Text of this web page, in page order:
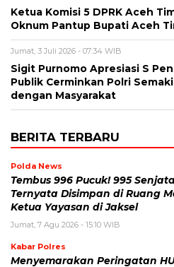
Ketua Komisi 5 DPRK Aceh
Oknum Pantup Bupati Aceh
Jumat, 3 Juli 2026 - 07:34 WIB
Sigit Purnomo Apresiasi S
Publik Cerminkan Polri
dengan Masyarakat
BERITA TERBARU
Polda News
Tembus 996 Pucuk! 995
Ternyata Disimpan di Ruang
Ketua Yayasan di Jaksel
Jumat, 7 Agu 2026 - 15:10 WIB
Kabar Polres
Menyemarakan Peringatan